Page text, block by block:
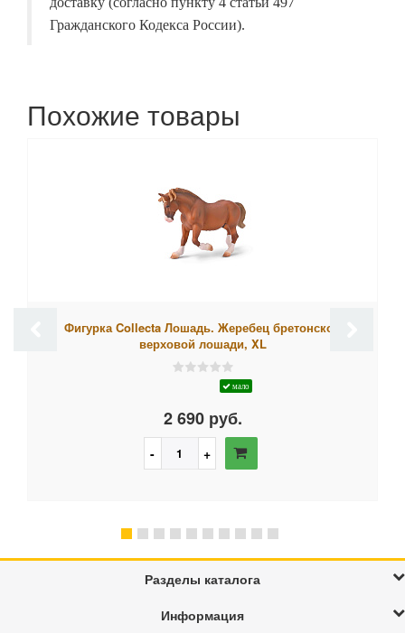
Гражданского Кодекса России).
Похожие товары
Фигурка Collecta Лошадь. Жеребец бретонской
верховой лошади, XL
мало
2 690 руб.
Разделы каталога
Информация